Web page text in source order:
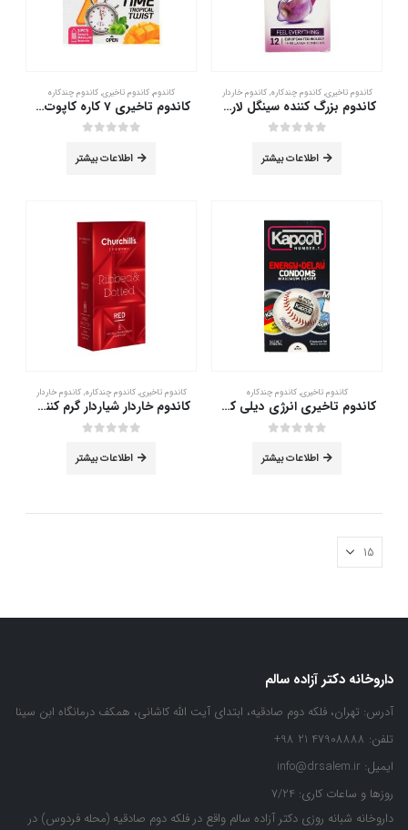
کاندوم تاخیری,کاندوم چندکاره,کاندوم خاردار
کاندوم بزرگ کننده سینگل لارگو سوئیس کر 12 عدد
اطلاعات بیشتر
کاندوم, کاندوم تاخیری, کاندوم چندکاره
کاندوم تاخیری 7 کاره کاپوت 3 عددی
اطلاعات بیشتر
کاندوم تاخیری, کاندوم چندکاره
کاندوم تاخیری انرژی دیلی کاپوت 12 عدد
اطلاعات بیشتر
کاندوم تاخیری,کاندوم چندکاره,کاندوم خاردار
کاندوم خاردار شیاردار گرم کننده تاخیری چرچیلز 12 عدد
اطلاعات بیشتر
داروخانه دکتر آزاده سالم
آدرس: تهران، فلکه دوم صادقیه، ابتدای آیت الله کاشانی، همکف درمانگاه ابن سینا
تلفن: 47908888 21 98+
ایمیل: info@drsalem.ir
روزها و ساعات کاری: 7/24
داروخانه شبانه روزی دکتر آزاده سالم واقع در فلکه دوم صادقیه (محله فردوس) در